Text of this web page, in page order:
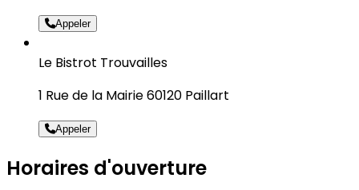
Appeler
Le Bistrot Trouvailles
1 Rue de la Mairie 60120 Paillart
Appeler
Horaires d'ouverture